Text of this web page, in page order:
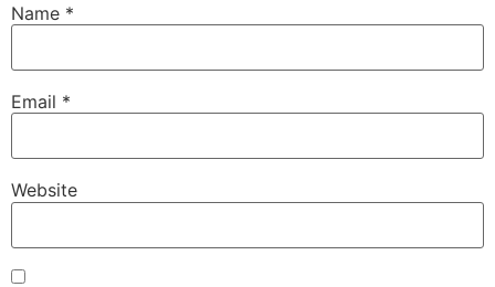
Name *
Email *
Website